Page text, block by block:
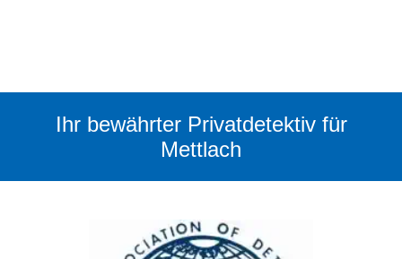
Ihr bewährter Privatdetektiv für
Mettlach